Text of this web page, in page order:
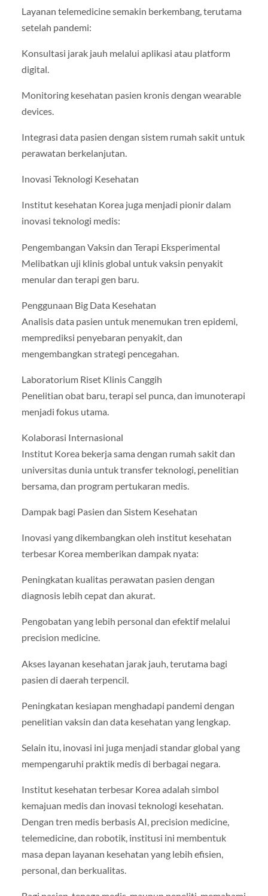
Layanan telemedicine semakin berkembang, terutama
setelah pandemi:
Konsultasi jarak jauh melalui aplikasi atau platform
digital.
Monitoring kesehatan pasien kronis dengan wearable
devices.
Integrasi data pasien dengan sistem rumah sakit untuk
perawatan berkelanjutan.
Inovasi Teknologi Kesehatan
Institut kesehatan Korea juga menjadi pionir dalam
inovasi teknologi medis:
Pengembangan Vaksin dan Terapi Eksperimental
Melibatkan uji klinis global untuk vaksin penyakit
menular dan terapi gen baru.
Penggunaan Big Data Kesehatan
Analisis data pasien untuk menemukan tren epidemi,
memprediksi penyebaran penyakit, dan
mengembangkan strategi pencegahan.
Laboratorium Riset Klinis Canggih
Penelitian obat baru, terapi sel punca, dan imunoterapi
menjadi fokus utama.
Kolaborasi Internasional
Institut Korea bekerja sama dengan rumah sakit dan
universitas dunia untuk transfer teknologi, penelitian
bersama, dan program pertukaran medis.
Dampak bagi Pasien dan Sistem Kesehatan
Inovasi yang dikembangkan oleh institut kesehatan
terbesar Korea memberikan dampak nyata:
Peningkatan kualitas perawatan pasien dengan
diagnosis lebih cepat dan akurat.
Pengobatan yang lebih personal dan efektif melalui
precision medicine.
Akses layanan kesehatan jarak jauh, terutama bagi
pasien di daerah terpencil.
Peningkatan kesiapan menghadapi pandemi dengan
penelitian vaksin dan data kesehatan yang lengkap.
Selain itu, inovasi ini juga menjadi standar global yang
mempengaruhi praktik medis di berbagai negara.
Institut kesehatan terbesar Korea adalah simbol
kemajuan medis dan inovasi teknologi kesehatan.
Dengan tren medis berbasis AI, precision medicine,
telemedicine, dan robotik, institusi ini membentuk
masa depan layanan kesehatan yang lebih efisien,
personal, dan berkualitas.